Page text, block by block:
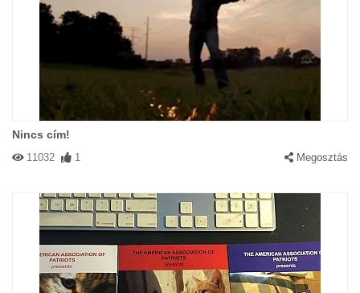
Nincs cím!
11032 1 Megosztás